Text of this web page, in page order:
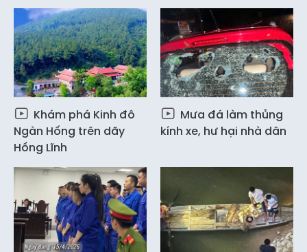
Khám phá Kinh đô
Ngàn Hống trên dãy
Hồng Lĩnh
Mưa đá làm thủng
kính xe, hư hại nhà dân